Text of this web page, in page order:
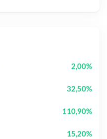
2,00%
32,50%
110,90%
15,20%